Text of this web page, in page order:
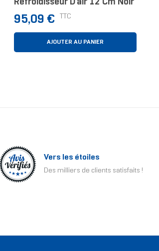
Refroidisseur D'air 12 Cm Noir
Prix
95,09 € TTC
AJOUTER AU PANIER
Vers les étoiles
Des milliers de clients satisfaits !